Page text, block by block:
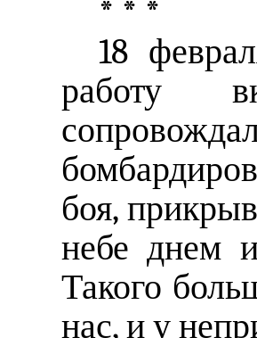
* * *
18
работу
боя,
небе днем
Такого
нас, и у